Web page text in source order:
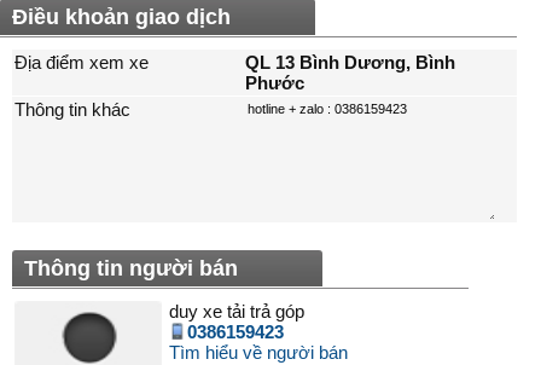
Điều khoản giao dịch
Địa điểm xem xe
QL 13 Bình Dương, Bình
Phước
Thông tin khác
Thông tin người bán
duy xe tải trả góp
0386159423
Tìm hiểu về người bán